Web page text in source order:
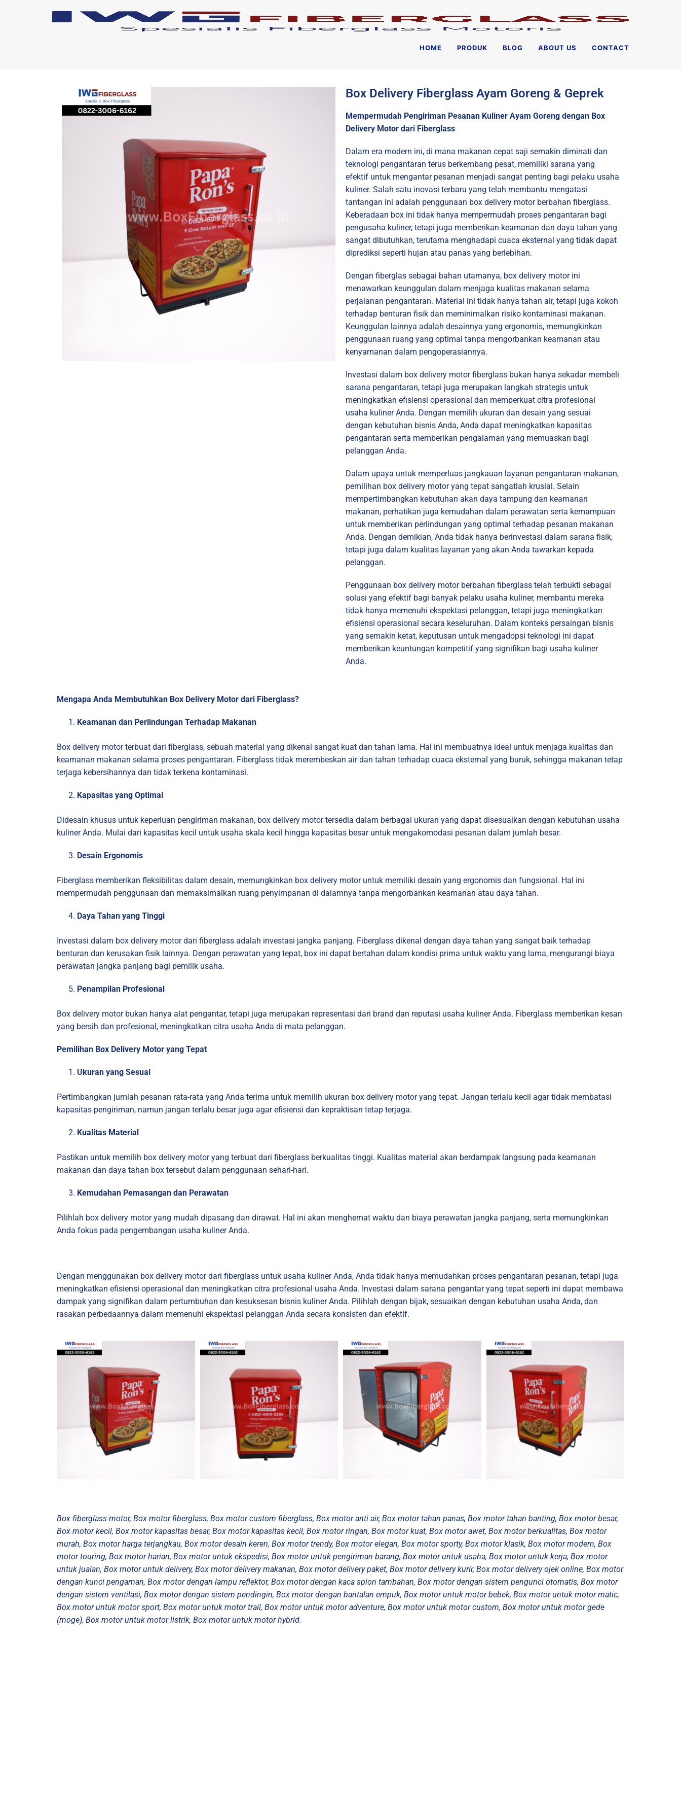
HOME PRODUK BLOG ABOUT US CONTACT
Box Delivery Fiberglass Ayam Goreng & Geprek
Mempermudah Pengiriman Pesanan Kuliner Ayam Goreng dengan Box
Delivery Motor dari Fiberglass
Dalam era modern ini, di mana makanan cepat saji semakin diminati dan
teknologi pengantaran terus berkembang pesat, memiliki sarana yang
efektif untuk mengantar pesanan menjadi sangat penting bagi pelaku usaha
kuliner. Salah satu inovasi terbaru yang telah membantu mengatasi
tantangan ini adalah penggunaan box delivery motor berbahan fiberglass.
Keberadaan box ini tidak hanya mempermudah proses pengantaran bagi
pengusaha kuliner, tetapi juga memberikan keamanan dan daya tahan yang
sangat dibutuhkan, terutama menghadapi cuaca eksternal yang tidak dapat
diprediksi seperti hujan atau panas yang berlebihan.
Dengan fiberglas sebagai bahan utamanya, box delivery motor ini
menawarkan keunggulan dalam menjaga kualitas makanan selama
perjalanan pengantaran. Material ini tidak hanya tahan air, tetapi juga kokoh
terhadap benturan fisik dan meminimalkan risiko kontaminasi makanan.
Keunggulan lainnya adalah desainnya yang ergonomis, memungkinkan
penggunaan ruang yang optimal tanpa mengorbankan keamanan atau
kenyamanan dalam pengoperasiannya.
Investasi dalam box delivery motor fiberglass bukan hanya sekadar membeli
sarana pengantaran, tetapi juga merupakan langkah strategis untuk
meningkatkan efisiensi operasional dan memperkuat citra profesional
usaha kuliner Anda. Dengan memilih ukuran dan desain yang sesuai
dengan kebutuhan bisnis Anda, Anda dapat meningkatkan kapasitas
pengantaran serta memberikan pengalaman yang memuaskan bagi
pelanggan Anda.
Dalam upaya untuk memperluas jangkauan layanan pengantaran makanan,
pemilihan box delivery motor yang tepat sangatlah krusial. Selain
mempertimbangkan kebutuhan akan daya tampung dan keamanan
makanan, perhatikan juga kemudahan dalam perawatan serta kemampuan
untuk memberikan perlindungan yang optimal terhadap pesanan makanan
Anda. Dengan demikian, Anda tidak hanya berinvestasi dalam sarana fisik,
tetapi juga dalam kualitas layanan yang akan Anda tawarkan kepada
pelanggan.
Penggunaan box delivery motor berbahan fiberglass telah terbukti sebagai
solusi yang efektif bagi banyak pelaku usaha kuliner, membantu mereka
tidak hanya memenuhi ekspektasi pelanggan, tetapi juga meningkatkan
efisiensi operasional secara keseluruhan. Dalam konteks persaingan bisnis
yang semakin ketat, keputusan untuk mengadopsi teknologi ini dapat
memberikan keuntungan kompetitif yang signifikan bagi usaha kuliner
Anda.
Mengapa Anda Membutuhkan Box Delivery Motor dari Fiberglass?
Keamanan dan Perlindungan Terhadap Makanan
Box delivery motor terbuat dari fiberglass, sebuah material yang dikenal sangat kuat dan tahan lama. Hal ini membuatnya ideal untuk menjaga kualitas dan
keamanan makanan selama proses pengantaran. Fiberglass tidak merembeskan air dan tahan terhadap cuaca eksternal yang buruk, sehingga makanan tetap
terjaga kebersihannya dan tidak terkena kontaminasi.
Kapasitas yang Optimal
Didesain khusus untuk keperluan pengiriman makanan, box delivery motor tersedia dalam berbagai ukuran yang dapat disesuaikan dengan kebutuhan usaha
kuliner Anda. Mulai dari kapasitas kecil untuk usaha skala kecil hingga kapasitas besar untuk mengakomodasi pesanan dalam jumlah besar.
Desain Ergonomis
Fiberglass memberikan fleksibilitas dalam desain, memungkinkan box delivery motor untuk memiliki desain yang ergonomis dan fungsional. Hal ini
mempermudah penggunaan dan memaksimalkan ruang penyimpanan di dalamnya tanpa mengorbankan keamanan atau daya tahan.
Daya Tahan yang Tinggi
Investasi dalam box delivery motor dari fiberglass adalah investasi jangka panjang. Fiberglass dikenal dengan daya tahan yang sangat baik terhadap
benturan dan kerusakan fisik lainnya. Dengan perawatan yang tepat, box ini dapat bertahan dalam kondisi prima untuk waktu yang lama, mengurangi biaya
perawatan jangka panjang bagi pemilik usaha.
Penampilan Profesional
Box delivery motor bukan hanya alat pengantar, tetapi juga merupakan representasi dari brand dan reputasi usaha kuliner Anda. Fiberglass memberikan kesan
yang bersih dan profesional, meningkatkan citra usaha Anda di mata pelanggan.
Pemilihan Box Delivery Motor yang Tepat
Ukuran yang Sesuai
Pertimbangkan jumlah pesanan rata-rata yang Anda terima untuk memilih ukuran box delivery motor yang tepat. Jangan terlalu kecil agar tidak membatasi
kapasitas pengiriman, namun jangan terlalu besar juga agar efisiensi dan kepraktisan tetap terjaga.
Kualitas Material
Pastikan untuk memilih box delivery motor yang terbuat dari fiberglass berkualitas tinggi. Kualitas material akan berdampak langsung pada keamanan
makanan dan daya tahan box tersebut dalam penggunaan sehari-hari.
Kemudahan Pemasangan dan Perawatan
Pilihlah box delivery motor yang mudah dipasang dan dirawat. Hal ini akan menghemat waktu dan biaya perawatan jangka panjang, serta memungkinkan
Anda fokus pada pengembangan usaha kuliner Anda.
Dengan menggunakan box delivery motor dari fiberglass untuk usaha kuliner Anda, Anda tidak hanya memudahkan proses pengantaran pesanan, tetapi juga
meningkatkan efisiensi operasional dan meningkatkan citra profesional usaha Anda. Investasi dalam sarana pengantar yang tepat seperti ini dapat membawa
dampak yang signifikan dalam pertumbuhan dan kesuksesan bisnis kuliner Anda. Pilihlah dengan bijak, sesuaikan dengan kebutuhan usaha Anda, dan
rasakan perbedaannya dalam memenuhi ekspektasi pelanggan Anda secara konsisten dan efektif.
Box fiberglass motor, Box motor fiberglass, Box motor custom fiberglass, Box motor anti air, Box motor tahan panas, Box motor tahan banting, Box motor besar,
Box motor kecil, Box motor kapasitas besar, Box motor kapasitas kecil, Box motor ringan, Box motor kuat, Box motor awet, Box motor berkualitas, Box motor
murah, Box motor harga terjangkau, Box motor desain keren, Box motor trendy, Box motor elegan, Box motor sporty, Box motor klasik, Box motor modern, Box
motor touring, Box motor harian, Box motor untuk ekspedisi, Box motor untuk pengiriman barang, Box motor untuk usaha, Box motor untuk kerja, Box motor
untuk jualan, Box motor untuk delivery, Box motor delivery makanan, Box motor delivery paket, Box motor delivery kurir, Box motor delivery ojek online, Box motor
dengan kunci pengaman, Box motor dengan lampu reflektor, Box motor dengan kaca spion tambahan, Box motor dengan sistem pengunci otomatis, Box motor
dengan sistem ventilasi, Box motor dengan sistem pendingin, Box motor dengan bantalan empuk, Box motor untuk motor bebek, Box motor untuk motor matic,
Box motor untuk motor sport, Box motor untuk motor trail, Box motor untuk motor adventure, Box motor untuk motor custom, Box motor untuk motor gede
(moge), Box motor untuk motor listrik, Box motor untuk motor hybrid.